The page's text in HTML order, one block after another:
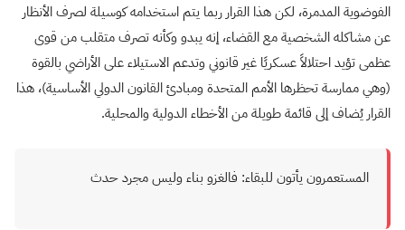
الفوضوية المدمرة، لكن هذا القرار ربما يتم استخدامه كوسيلة لصرف الأنظار
عن مشاكله الشخصية مع القضاء، إنه يبدو وكأنه تصرف متقلب من قوى
عظمى تؤيد احتلالاً عسكريًا غير قانوني وتدعم الاستيلاء على الأراضي بالقوة
(وهي ممارسة تحظرها الأمم المتحدة ومبادئ القانون الدولي الأساسية)، هذا
القرار يُضاف إلى قائمة طويلة من الأخطاء الدولية والمحلية.
المستعمرون يأتون للبقاء: فالغزو بناء وليس مجرد حدث